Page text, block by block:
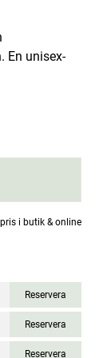
En unisex-
i butik & online
Reservera
Reservera
Reservera